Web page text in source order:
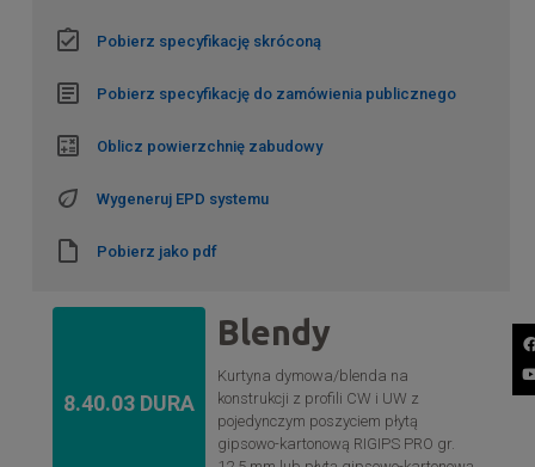
Pobierz specyfikację skróconą
Pobierz specyfikację do zamówienia publicznego
Oblicz powierzchnię zabudowy
Wygeneruj EPD systemu
Pobierz jako pdf
8.40.03 DURA
Blendy
Kurtyna dymowa/blenda na
konstrukcji z profili CW i UW z
pojedynczym poszyciem płytą
gipsowo-kartonową RIGIPS PRO gr.